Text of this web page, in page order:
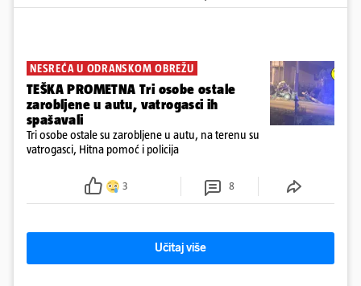
NESREĆA U ODRANSKOM OBREŽU
TEŠKA PROMETNA Tri osobe ostale
zarobljene u autu, vatrogasci ih
spašavali
Tri osobe ostale su zarobljene u autu, na terenu su
vatrogasci, Hitna pomoć i policija
3 8
Učitaj više